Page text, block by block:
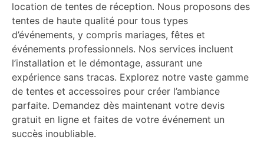
location de tentes de réception. Nous proposons des
tentes de haute qualité pour tous types
d’événements, y compris mariages, fêtes et
événements professionnels. Nos services incluent
l’installation et le démontage, assurant une
expérience sans tracas. Explorez notre vaste gamme
de tentes et accessoires pour créer l’ambiance
parfaite. Demandez dès maintenant votre devis
gratuit en ligne et faites de votre événement un
succès inoubliable.